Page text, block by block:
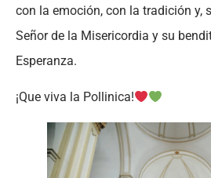
con la emoción, con la tradición y,
Señor de la Misericordia y su
Esperanza.
¡Que viva la Pollinica!